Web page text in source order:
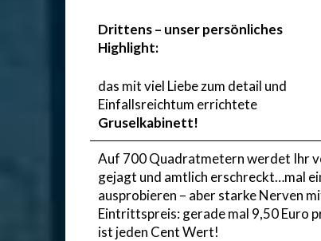
Drittens – unser persönliches
Highlight:
das mit viel Liebe zum detail und
Einfallsreichtum errichtete
Gruselkabinett!
Auf 700 Quadratmetern werdet Ihr
gejagt und amtlich erschreckt…mal
ausprobieren – aber starke Nerven
Eintrittspreis: gerade mal 9,50 Euro
ist jeden Cent Wert!